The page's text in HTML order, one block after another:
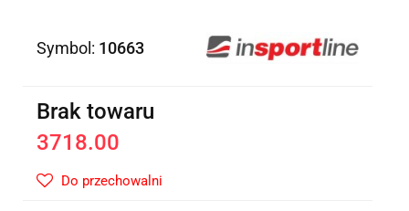
Symbol: 10663
Brak towaru
3718.00
Do przechowalni